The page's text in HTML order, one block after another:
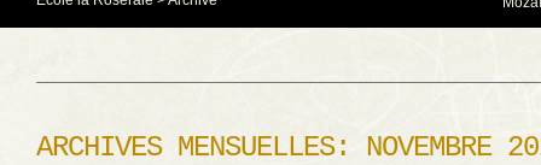
ARCHIVES MENSUELLES: NOVEMBRE